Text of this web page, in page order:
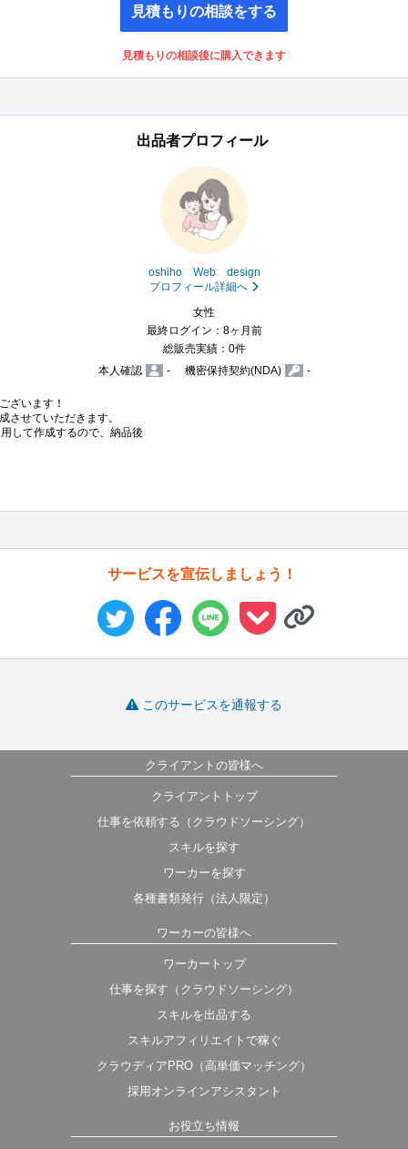
見積もりの相談をする
見積もりの相談後に購入できます
出品者プロフィール
oshiho Web design
プロフィール詳細へ
女性
最終ログイン：8ヶ月前
総販売実績：0件
本人確認
- 機密保持契約(NDA) -
ざいます！
させていただきます。
して作成するので、納品後
サービスを宣伝しましょう！
このサービスを通報する
クライアントの皆様へ
クライアントトップ
仕事を依頼する（クラウドソーシング）
スキルを探す
ワーカーを探す
各種書類発行（法人限定）
ワーカーの皆様へ
ワーカートップ
仕事を探す（クラウドソーシング）
スキルを出品する
スキルアフィリエイトで稼ぐ
クラウディアPRO（高単価マッチング）
採用オンラインアシスタント
お役立ち情報